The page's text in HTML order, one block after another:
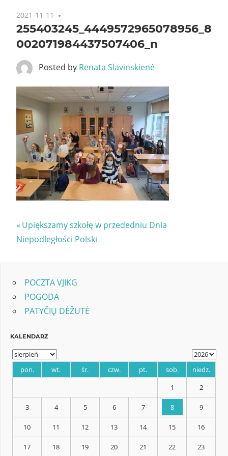
2021-11-11
255403245_4449572965078956_8
002071984437507406_n
Posted by Renata Slavinskienė
Nawigacja
wpisu
Previous
Post:
Upiększamy szkołę w przededniu Dnia
Niepodległości Polski
POCZTA VJIKG
POGODA
PATYČIŲ DĖŽUTĖ